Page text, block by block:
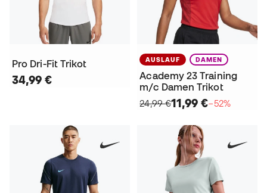
Pro Dri-Fit Trikot
34,99 €
AUSLAUF DAMEN
Academy 23 Training
m/c Damen Trikot
24,99 €11,99 €−52%